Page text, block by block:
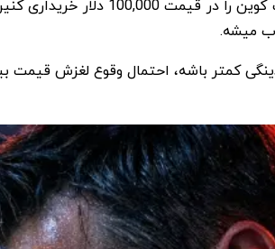
میشه.
کمتر باشه، احتمال وقوع لغزش قیمت